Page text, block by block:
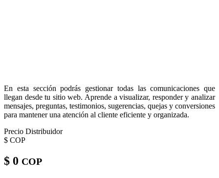
En esta sección podrás gestionar todas las comunicaciones que
llegan desde tu sitio web. Aprende a visualizar, responder y analizar
mensajes, preguntas, testimonios, sugerencias, quejas y conversiones
para mantener una atención al cliente eficiente y organizada.
Precio Distribuidor
$ COP
$ 0 COP